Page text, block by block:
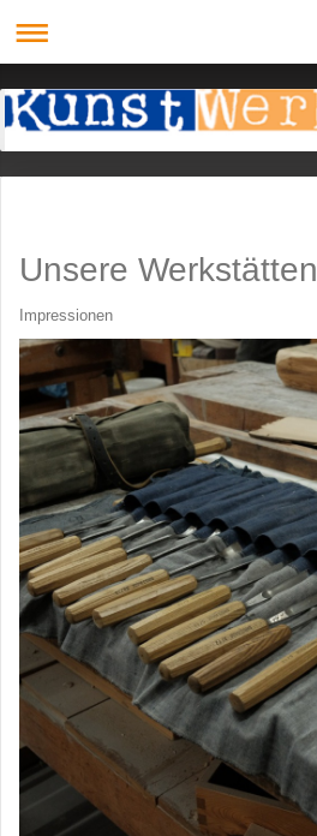
Unsere Werkstätten
Impressionen